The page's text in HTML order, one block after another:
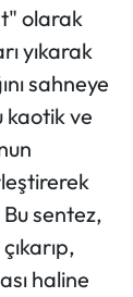
olarak
yıkarak
sahneye
kaotik ve
sentez,
haline